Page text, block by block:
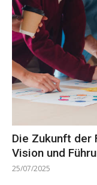
Die Zukunft der
Vision und
25/07/2025